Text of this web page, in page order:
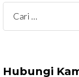
Cari
untuk:
Hubungi